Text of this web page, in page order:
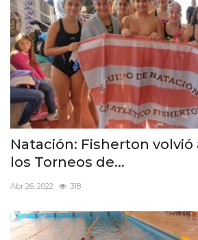
Natación: Fisherton
los Torneos de...
Abr 26, 2022 318